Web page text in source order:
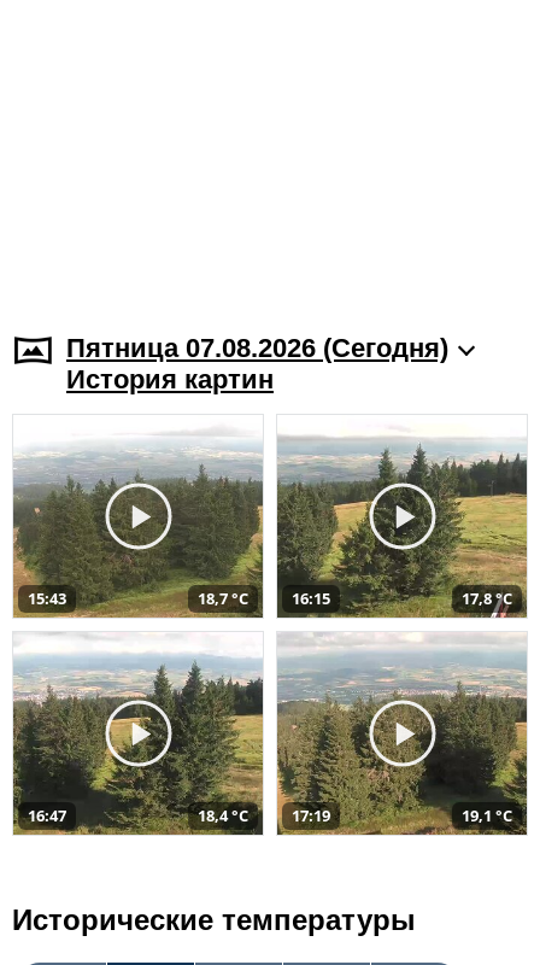
Пятница 07.08.2026 (Cегодня)
История картин
15:43 18,7 °C 16:15 17,8 °C
16:47 18,4 °C 17:19 19,1 °C
Исторические температуры